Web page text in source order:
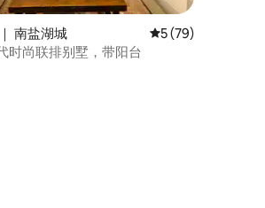
分），共 34 条评价
南盐湖城 平均评分 5 分（满
5 (79)
时尚联排别墅，带阳台